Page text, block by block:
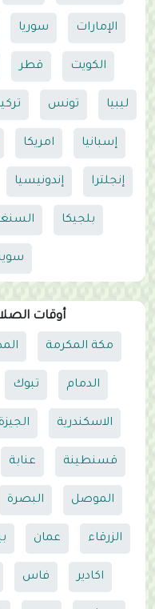
الإمارات سوريا
الكويت قطر
ليبيا تونس
إسبانيا امريكا
إنجلترا إندونيسيا
بلجيكا
أوقات
مكة المكرمة
الدمام تبوك
الاسكندرية الجيزة
قسنطينة عنابة
الموصل البصرة
الزرقاء عمان
اكادير فاس